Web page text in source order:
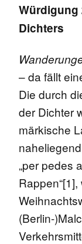
Würdigung
Dichters
– da fällt
Die durch
der Dichter
märkische
„per pedes
(Berlin-